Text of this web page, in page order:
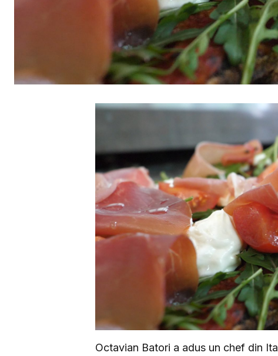
Octavian Batori a adus un chef din